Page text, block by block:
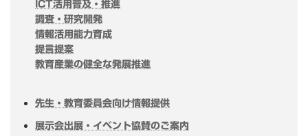
ICT活用普及・推進
調査・研究開発
情報活用能力育成
提言提案
教育産業の健全な発展推進
先生・教育委員会向け情報提供
展示会出展・イベント協賛のご案内